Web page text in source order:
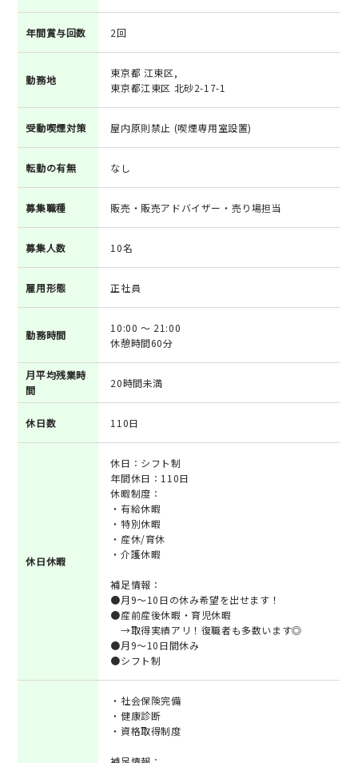
年間賞与回数 2回
勤務地
東京都 江東区,
東京都江東区 北砂2-17-1
受動喫煙対策 屋内原則禁止 (喫煙専用室設置)
転勤の有無 なし
募集職種 販売・販売アドバイザー・売り場担当
募集人数 10名
雇用形態 正社員
勤務時間
10:00 ～ 21:00
休憩時間60分
月平均残業時
間
20時間未満
休日数 110日
休日休暇
休日：シフト制
年間休日：110日
休暇制度：
・有給休暇
・特別休暇
・産休/育休
・介護休暇
補足情報：
●月9～10日の休み希望を出せます！
●産前産後休暇・育児休暇
→取得実績アリ！復職者も多数います◎
●月9～10日間休み
●シフト制
・社会保険完備
・健康診断
・資格取得制度